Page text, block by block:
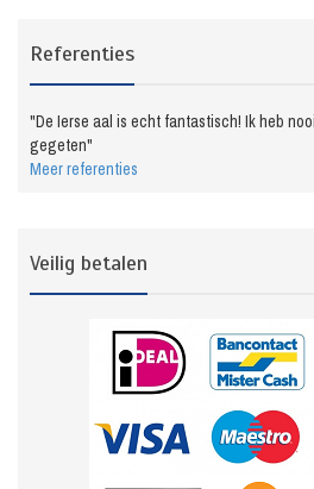
Referenties
"De Ierse aal is echt fantastisch! Ik heb
gegeten"
Meer referenties
Veilig betalen